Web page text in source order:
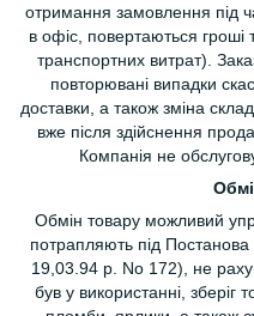
отримання замовлення під
в офіс, повертаються гроші
транспортних витрат).
повторювані випадки
доставки, а також зміна
вже після здійснення
Компанія не
Обмін товару можливий
потрапляють під Постанова
19,03.94 р. No 172), не
був у використанні, зберіг